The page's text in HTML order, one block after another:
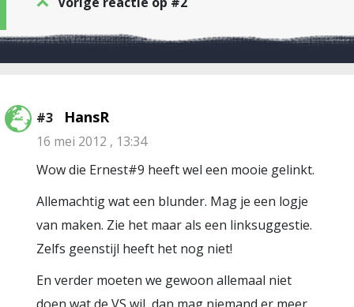
#3 HansR
16 mei 2012 , 13:34
Wow die Ernest#9 heeft wel een mooie gelinkt.
Allemachtig wat een blunder. Mag je een logje
van maken. Zie het maar als een linksuggestie.
Zelfs geenstijl heeft het nog niet!
En verder moeten we gewoon allemaal niet